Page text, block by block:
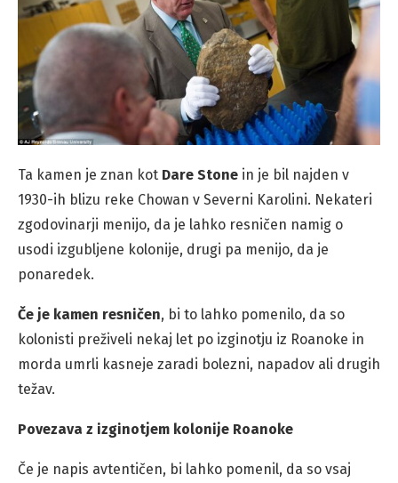
Ta kamen je znan kot Dare Stone in je bil najden v
1930-ih blizu reke Chowan v Severni Karolini. Nekateri
zgodovinarji menijo, da je lahko resničen namig o
usodi izgubljene kolonije, drugi pa menijo, da je
ponaredek.
Če je kamen resničen, bi to lahko pomenilo, da so
kolonisti preživeli nekaj let po izginotju iz Roanoke in
morda umrli kasneje zaradi bolezni, napadov ali drugih
težav.
Povezava z izginotjem kolonije Roanoke
Če je napis avtentičen, bi lahko pomenil, da so vsaj